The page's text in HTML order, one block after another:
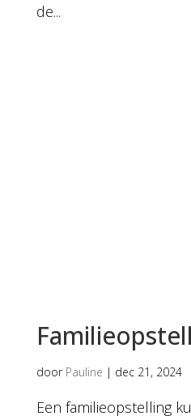
de...
door Pauline | dec 21, 2024
Een familieopstelling